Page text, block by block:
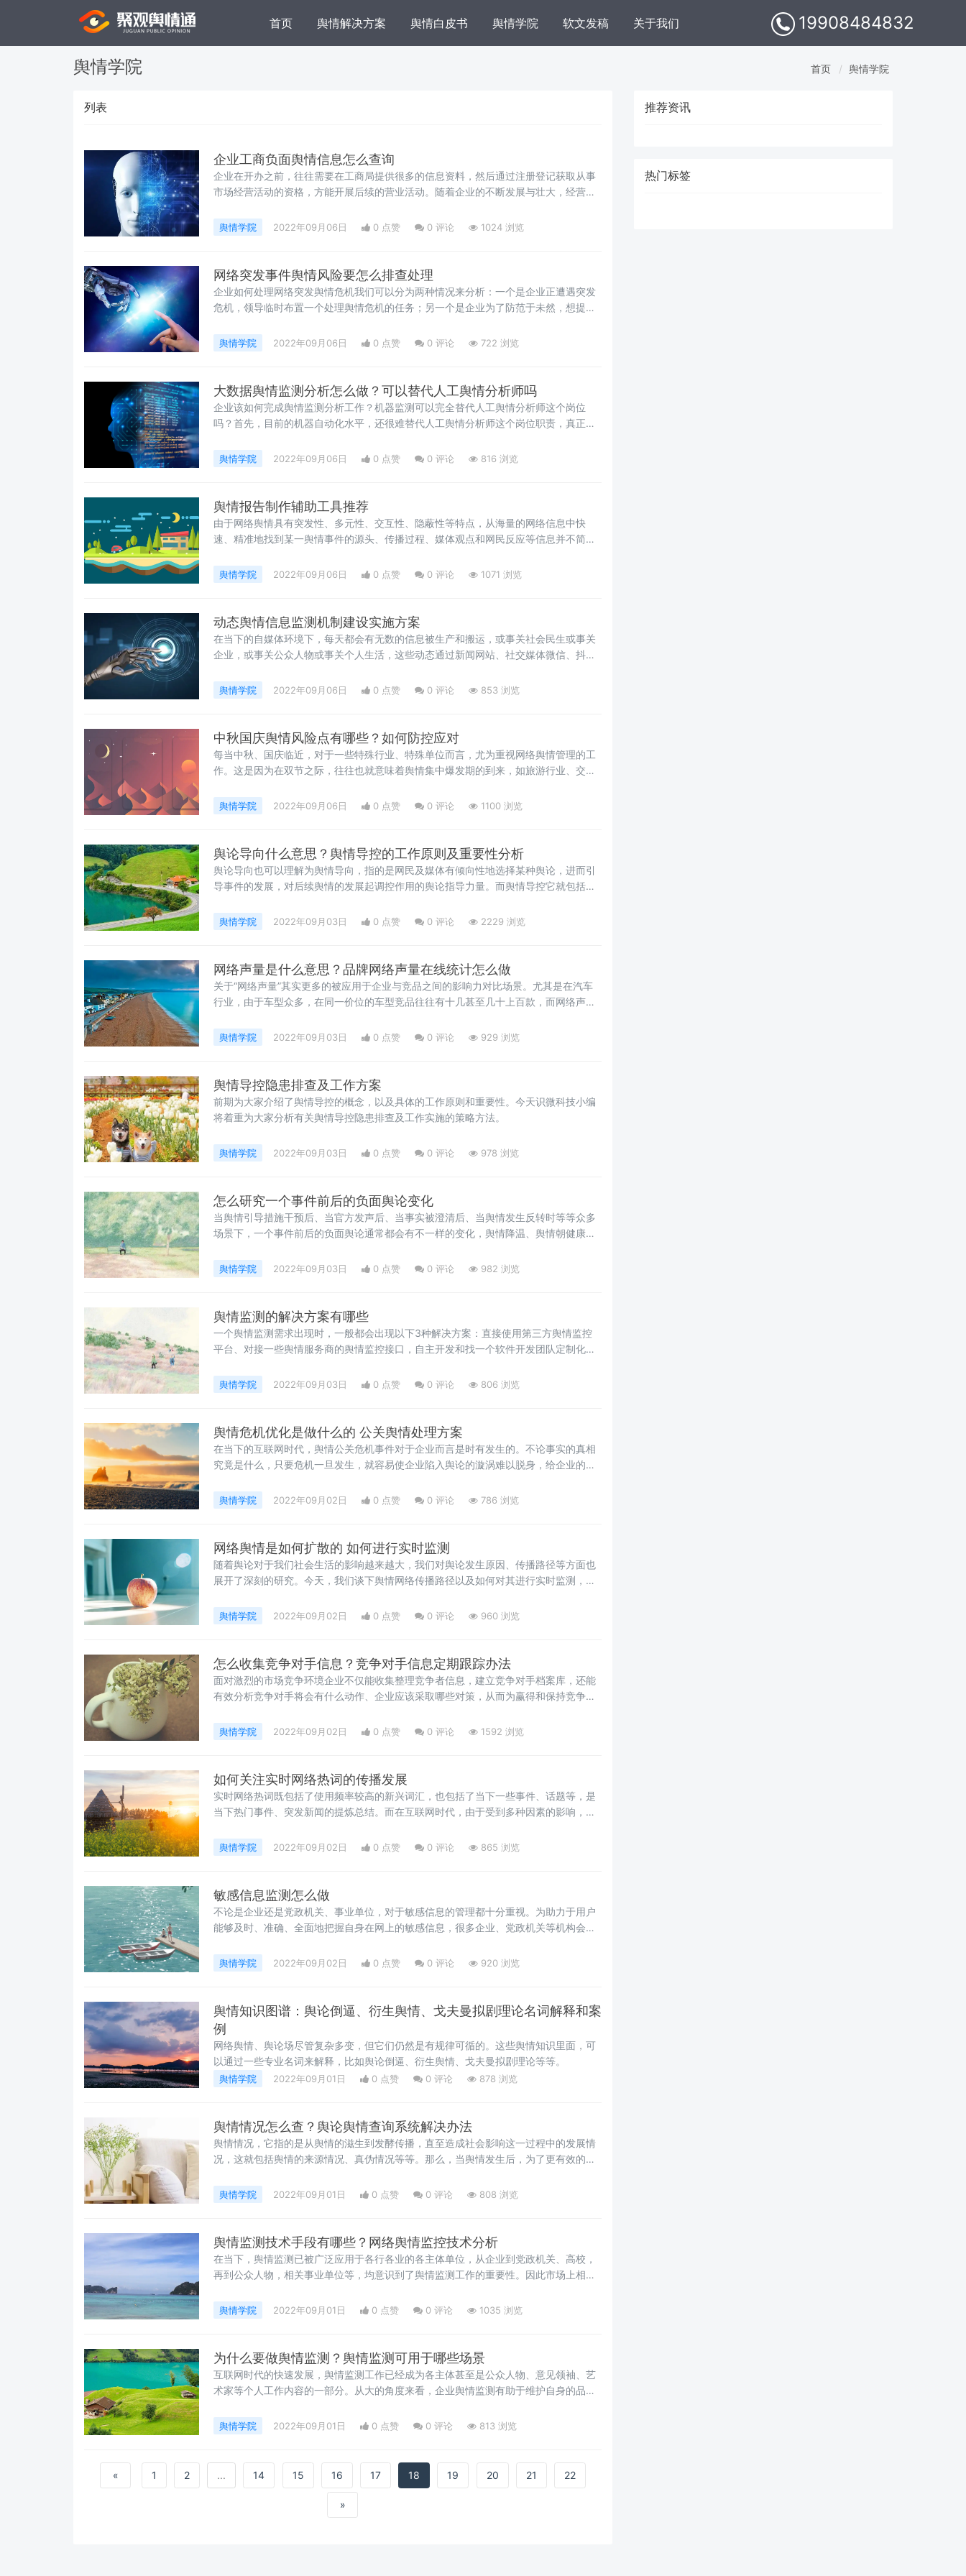
首页 舆情解决方案 舆情白皮书 舆情学院 软文发稿 关于我们 19908484832
舆情学院 首页 舆情学院
列表
企业工商负面舆情信息怎么查询
企业在开办之前，往往需要在工商局提供很多的信息资料，然后通过注册登记获取从事
市场经营活动的资格，方能开展后续的营业活动。随着企业的不断发展与壮大，经营过
产品的问题、企业经营决策失误、网络谣言、突发的生产安全事故，也有可能是管理者
的言行不当、知识产权问题、文化冲突以及其他一些难以预测的重大事件等。那么企业
舆情学院 2022年09月06日 0 点赞 0 评论 1024 浏览
网络突发事件舆情风险要怎么排查处理
企业如何处理网络突发舆情危机我们可以分为两种情况来分析：一个是企业正遭遇突发
危机，领导临时布置一个处理舆情危机的任务；另一个是企业为了防范于未然，想提前
之，形成一个企业内部的完整舆情管理方案。针对两种不同情况，我们展开来说。
舆情学院 2022年09月06日 0 点赞 0 评论 722 浏览
大数据舆情监测分析怎么做？可以替代人工舆情分析师吗
企业该如何完成舆情监测分析工作？机器监测可以完全替代人工舆情分析师这个岗位
吗？首先，目前的机器自动化水平，还很难替代人工舆情分析师这个岗位职责，真正的
师”这个招聘岗位依然存在的原因。那么大数据舆情监测分析怎么做？
舆情学院 2022年09月06日 0 点赞 0 评论 816 浏览
舆情报告制作辅助工具推荐
由于网络舆情具有突发性、多元性、交互性、隐蔽性等特点，从海量的网络信息中快
速、精准地找到某一舆情事件的源头、传播过程、媒体观点和网民反应等信息并不简
将介绍几种常见的搜索工具，以帮助及时洞察舆情源头、跟踪舆情发酵情况。还会介绍
几种数据美化、数据可视化工具，以帮助分析人员更高效、更简捷地完成报告撰写工
舆情学院 2022年09月06日 0 点赞 0 评论 1071 浏览
动态舆情信息监测机制建设实施方案
在当下的自媒体环境下，每天都会有无数的信息被生产和搬运，或事关社会民生或事关
企业，或事关公众人物或事关个人生活，这些动态通过新闻网站、社交媒体微信、抖音
端言论、不良信息和谣言提供了广泛的传播空间，引发了突发性的网络舆情危机，增加
了动态舆情监测的难度。那么，如何动态监测舆情信息呢？
舆情学院 2022年09月06日 0 点赞 0 评论 853 浏览
中秋国庆舆情风险点有哪些？如何防控应对
每当中秋、国庆临近，对于一些特殊行业、特殊单位而言，尤为重视网络舆情管理的工
作。这是因为在双节之际，往往也就意味着舆情集中爆发期的到来，如旅游行业、交通
舆情学院 2022年09月06日 0 点赞 0 评论 1100 浏览
舆论导向什么意思？舆情导控的工作原则及重要性分析
舆论导向也可以理解为舆情导向，指的是网民及媒体有倾向性地选择某种舆论，进而引
导事件的发展，对后续舆情的发展起调控作用的舆论指导力量。而舆情导控它就包括了
舆情学院 2022年09月03日 0 点赞 0 评论 2229 浏览
网络声量是什么意思？品牌网络声量在线统计怎么做
关于“网络声量”其实更多的被应用于企业与竞品之间的影响力对比场景。尤其是在汽车
行业，由于车型众多，在同一价位的车型竞品往往有十几甚至几十上百款，而网络声量
为了一门必修课。为此，接下来小编就如何统计品牌网络声量总结了以下几点办法，可
供参考。
舆情学院 2022年09月03日 0 点赞 0 评论 929 浏览
舆情导控隐患排查及工作方案
前期为大家介绍了舆情导控的概念，以及具体的工作原则和重要性。今天识微科技小编
将着重为大家分析有关舆情导控隐患排查及工作实施的策略方法。
舆情学院 2022年09月03日 0 点赞 0 评论 978 浏览
怎么研究一个事件前后的负面舆论变化
当舆情引导措施干预后、当官方发声后、当事实被澄清后、当舆情发生反转时等等众多
场景下，一个事件前后的负面舆论通常都会有不一样的变化，舆情降温、舆情朝健康方
效果，另一方面有助于实时地把控舆论发展变化，便于及时地调整和优化舆情处置策
略。那么，作为相关主体或利益诉求者来说，怎么研究一个事件前后的负面舆论变化
舆情学院 2022年09月03日 0 点赞 0 评论 982 浏览
舆情监测的解决方案有哪些
一个舆情监测需求出现时，一般都会出现以下3种解决方案：直接使用第三方舆情监控
平台、对接一些舆情服务商的舆情监控接口，自主开发和找一个软件开发团队定制化开
不同的最优方案选择，下面小编将三个方案的利与弊展开来说，仅供参考。
舆情学院 2022年09月03日 0 点赞 0 评论 806 浏览
舆情危机优化是做什么的 公关舆情处理方案
在当下的互联网时代，舆情公关危机事件对于企业而言是时有发生的。不论事实的真相
究竟是什么，只要危机一旦发生，就容易使企业陷入舆论的漩涡难以脱身，给企业的市
业而言，舆情公关危机处理怎么做呢？
舆情学院 2022年09月02日 0 点赞 0 评论 786 浏览
网络舆情是如何扩散的 如何进行实时监测
随着舆论对于我们社会生活的影响越来越大，我们对舆论发生原因、传播路径等方面也
展开了深刻的研究。今天，我们谈下舆情网络传播路径以及如何对其进行实时监测，以
舆情学院 2022年09月02日 0 点赞 0 评论 960 浏览
怎么收集竞争对手信息？竞争对手信息定期跟踪办法
面对激烈的市场竞争环境企业不仅能收集整理竞争者信息，建立竞争对手档案库，还能
有效分析竞争对手将会有什么动作、企业应该采取哪些对策，从而为赢得和保持竞争优
鉴于此，下面聚观舆情通为大家整理了一些常用的竞争对手信息定期跟踪办法，可供参
考。
舆情学院 2022年09月02日 0 点赞 0 评论 1592 浏览
如何关注实时网络热词的传播发展
实时网络热词既包括了使用频率较高的新兴词汇，也包括了当下一些事件、话题等，是
当下热门事件、突发新闻的提炼总结。而在互联网时代，由于受到多种因素的影响，这
事。那么，如何关注实时网络热词的传播发展呢？
舆情学院 2022年09月02日 0 点赞 0 评论 865 浏览
敏感信息监测怎么做
不论是企业还是党政机关、事业单位，对于敏感信息的管理都十分重视。为助力于用户
能够及时、准确、全面地把握自身在网上的敏感信息，很多企业、党政机关等机构会选
舆情学院 2022年09月02日 0 点赞 0 评论 920 浏览
舆情知识图谱：舆论倒逼、衍生舆情、戈夫曼拟剧理论名词解释和案
例
网络舆情、舆论场尽管复杂多变，但它们仍然是有规律可循的。这些舆情知识里面，可
以通过一些专业名词来解释，比如舆论倒逼、衍生舆情、戈夫曼拟剧理论等等。
舆情学院 2022年09月01日 0 点赞 0 评论 878 浏览
舆情情况怎么查？舆论舆情查询系统解决办法
舆情情况，它指的是从舆情的滋生到发酵传播，直至造成社会影响这一过程中的发展情
况，这就包括舆情的来源情况、真伪情况等等。那么，当舆情发生后，为了更有效的应
工检索、分类筛选、手动分析是主要的解决方式。
舆情学院 2022年09月01日 0 点赞 0 评论 808 浏览
舆情监测技术手段有哪些？网络舆情监控技术分析
在当下，舆情监测已被广泛应用于各行各业的各主体单位，从企业到党政机关、高校，
再到公众人物，相关事业单位等，均意识到了舆情监测工作的重要性。因此市场上相关
舆情学院 2022年09月01日 0 点赞 0 评论 1035 浏览
为什么要做舆情监测？舆情监测可用于哪些场景
互联网时代的快速发展，舆情监测工作已经成为各主体甚至是公众人物、意见领袖、艺
术家等个人工作内容的一部分。从大的角度来看，企业舆情监测有助于维护自身的品牌
定等。站在公众人物、意见领袖、艺术家等小的角度来看，通过舆情监测能够了解自身
在新闻媒体和其粉丝心中的口碑印象，防范网络公关危机。
舆情学院 2022年09月01日 0 点赞 0 评论 813 浏览
« 1 2 ... 14 15 16 17 18 19 20 21 22
»
推荐资讯
热门标签